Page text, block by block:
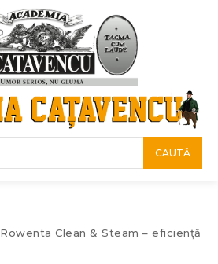
CAUTĂ
Rowenta Clean & Steam – eficiență